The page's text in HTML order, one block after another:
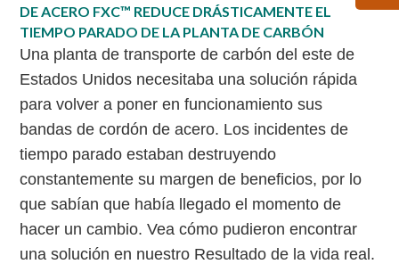
DE ACERO FXC™ REDUCE DRÁSTICAMENTE EL
TIEMPO PARADO DE LA PLANTA DE CARBÓN
Una planta de transporte de carbón del este de
Estados Unidos necesitaba una solución rápida
para volver a poner en funcionamiento sus
bandas de cordón de acero. Los incidentes de
tiempo parado estaban destruyendo
constantemente su margen de beneficios, por lo
que sabían que había llegado el momento de
hacer un cambio. Vea cómo pudieron encontrar
una solución en nuestro Resultado de la vida real.